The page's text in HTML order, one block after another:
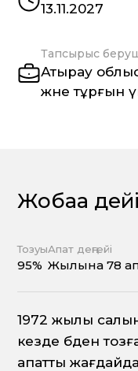
13.11.2027
Тапсырыс
Атырау
және
Жобаға
Тозуы
95%
Апат деңгейі
Жылына 78
1972 жылы
кезде әбден
апатты